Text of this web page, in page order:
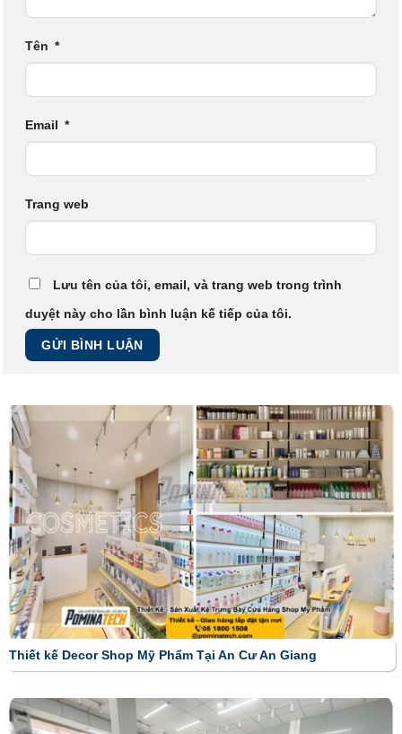
Tên *
Email *
Trang web
Lưu tên của tôi, email, và trang web trong trình
duyệt này cho lần bình luận kế tiếp của tôi.
Thiết kế Decor Shop Mỹ Phẩm Tại An Cư An Giang